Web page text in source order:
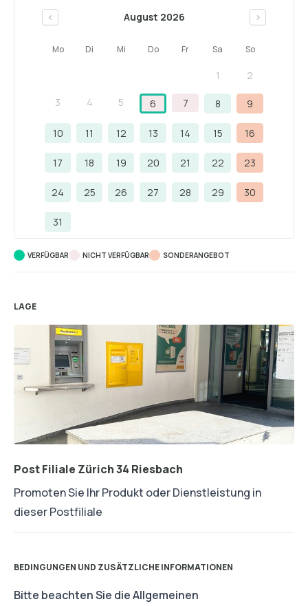
< August 2026 >
Mo Di Mi Do Fr Sa So
1 2
3 4 5 6 7 8 9
10 11 12 13 14 15 16
17 18 19 20 21 22 23
24 25 26 27 28 29 30
31
VERFÜGBAR NICHT VERFÜGBAR SONDERANGEBOT
LAGE
Post Filiale Zürich 34 Riesbach
Promoten Sie Ihr Produkt oder Dienstleistung in
dieser Postfiliale
BEDINGUNGEN UND ZUSÄTZLICHE INFORMATIONEN
Bitte beachten Sie die Allgemeinen